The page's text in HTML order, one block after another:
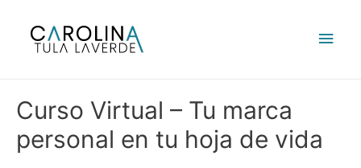
contenido
Curso Virtual – Tu marca
personal en tu hoja de vida